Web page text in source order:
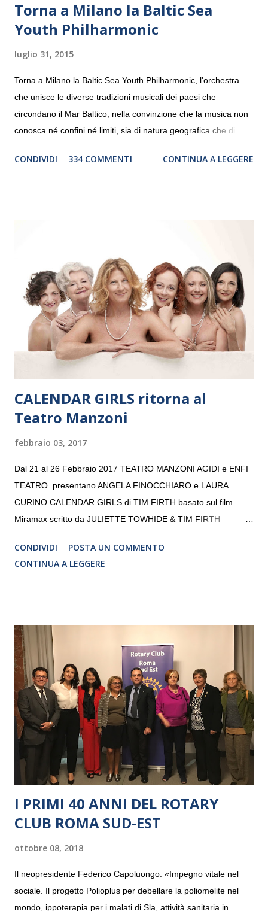
Torna a Milano la Baltic Sea
Youth Philharmonic
luglio 31, 2015
Torna a Milano la Baltic Sea Youth Philharmonic, l'orchestra
che unisce le diverse tradizioni musicali dei paesi che
circondano il Mar Baltico, nella convinzione che la musica non
conosca né confini né limiti, sia di natura geografica che di
debutterà il 10 settembre a Heiden, in Germania, e toccherà, in
“Settembre dell’Accademia” dove si esibirà per il secondo anno
consecutivo. Il pubblico milanese avrà il piacere di applaudire i
giovani artisti della Baltic Sea Youth Philharmonic per la quarta
volta. L’orchestra, fondata nel 2008 da Kristjan Järvi (affiancato
da un prestigioso consiglio di consulent...
CONDIVIDI 334 COMMENTI CONTINUA A LEGGERE
CALENDAR GIRLS ritorna al
Teatro Manzoni
febbraio 03, 2017
Dal 21 al 26 Febbraio 2017 TEATRO MANZONI AGIDI e ENFI
TEATRO presentano ANGELA FINOCCHIARO e LAURA
CURINO CALENDAR GIRLS di TIM FIRTH basato sul film
Miramax scritto da JULIETTE TOWHIDE & TIM FIRTH
CRISTINA PEZZOLI
CONDIVIDI
POSTA UN COMMENTO
CONTINUA A LEGGERE
I PRIMI 40 ANNI DEL ROTARY
CLUB ROMA SUD-EST
ottobre 08, 2018
Il neopresidente Federico Capoluongo: «Impegno vitale nel
sociale. Il progetto Polioplus per debellare la poliomelite nel
mondo, ippoterapia per i malati di Sla, attività sanitaria in